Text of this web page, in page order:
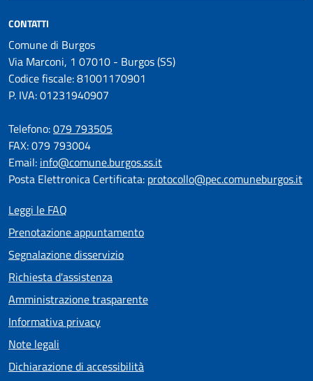
CONTATTI
Comune di Burgos
Via Marconi, 1 07010 - Burgos (SS)
Codice fiscale: 81001170901
P. IVA: 01231940907
Telefono:079 793505
FAX: 079 793004
Email: info@comune.burgos.ss.it
Posta Elettronica Certificata: protocollo@pec.comuneburgos.it
Leggi le FAQ
Prenotazione appuntamento
Segnalazione disservizio
Richiesta d'assistenza
Amministrazione trasparente
Informativa privacy
Note legali
Dichiarazione di accessibilità